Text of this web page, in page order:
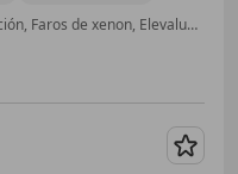
Suspensión deportiva, Volante multifunción, Faros de xenon, Elevalunas eléctrico, Bluetooth, Climatizador automático, ABS, Manos libres